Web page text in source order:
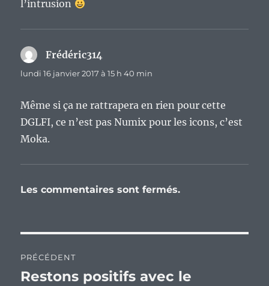
l’intrusion
Frédéric314
lundi 16 janvier 2017 à 15 h 40 min
Même si ça ne rattrapera en rien pour cette
DGLFI, ce n’est pas Numix pour les icons, c’est
Moka.
Les commentaires sont fermés.
de
PRÉCÉDENT
Publication
Restons positifs avec le